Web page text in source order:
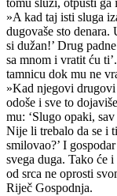
tomu sluzi, otpusti ga
»A kad taj isti sluga
dugovaše sto
si dužan!’ Drug
sa mnom i vratit ću
tamnicu dok mu ne
»Kad njegovi drugovi
odoše i sve to
mu: ‘Slugo opaki,
Nije li trebalo da se i
smilovao?’ I
svega duga. Tako će
od srca ne oprosti
Riječ Gospodnja.